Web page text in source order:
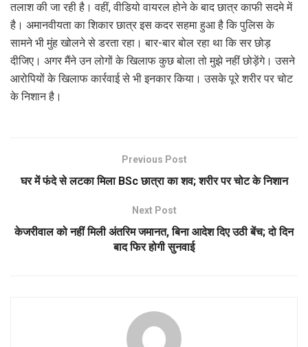
तलाश की जा रही है। वहीं, वीडियो वायरल होने के बाद छात्र काफी सदमे में
है। अमानवीयता का शिकार छात्र इस कदर सहमा हुआ है कि पुलिस के
सामने भी मुंह खोलने से डरता रहा। बार-बार बोल रहा था कि सर छोड़
दीजिए। अगर मैंने उन लोगों के खिलाफ कुछ बोला तो मुझे नहीं छोड़ेंगे। उसने
आरोपियों के खिलाफ कार्रवाई से भी इनकार किया। उसके पूरे शरीर पर चोट
के निशान है।
Previous Post
घर में फंदे से लटका मिला BSc छात्रा का शव; शरीर पर चोट के निशान
Next Post
केजरीवाल को नहीं मिली अंतरिम जमानत, बिना आदेश दिए उठी बेंच; दो दिन
बाद फिर होगी सुनवाई